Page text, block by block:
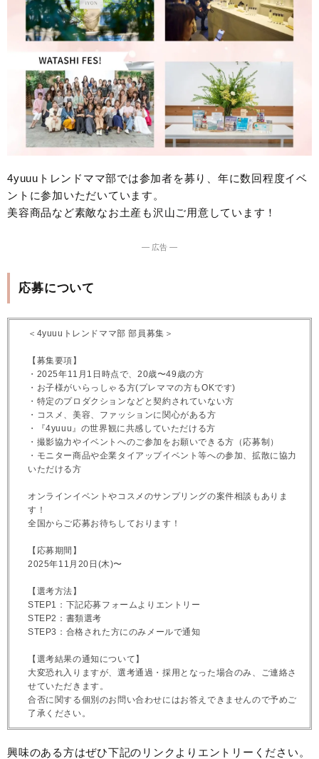
4yuuuトレンドママ部では参加者を募り、年に数回程度イベ
ントに参加いただいています。
美容商品など素敵なお土産も沢山ご用意しています！
― 広告 ―
応募について
＜4yuuuトレンドママ部 部員募集＞
【募集要項】
・2025年11月1日時点で、20歳〜49歳の方
・お子様がいらっしゃる方(プレママの方もOKです)
・特定のプロダクションなどと契約されていない方
・コスメ、美容、ファッションに関心がある方
・『4yuuu』の世界観に共感していただける方
・撮影協力やイベントへのご参加をお願いできる方（応募制）
・モニター商品や企業タイアップイベント等への参加、拡散に協力
いただける方
オンラインイベントやコスメのサンプリングの案件相談もありま
す！
全国からご応募お待ちしております！
【応募期間】
2025年11月20日(木)〜
【選考方法】
STEP1：下記応募フォームよりエントリー
STEP2：書類選考
STEP3：合格された方にのみメールで通知
【選考結果の通知について】
大変恐れ入りますが、選考通過・採用となった場合のみ、ご連絡さ
せていただきます。
合否に関する個別のお問い合わせにはお答えできませんので予めご
了承ください。
興味のある方はぜひ下記のリンクよりエントリーください。